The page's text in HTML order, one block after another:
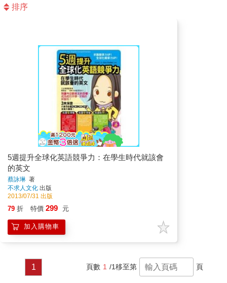
排序
5週提升全球化英語競爭力：在學生時代就該會
的英文
蔡詠琳 著
不求人文化 出版
2013/07/31 出版
79 折 特價 299 元
加入購物車
1 頁數 1 /1移至第 頁